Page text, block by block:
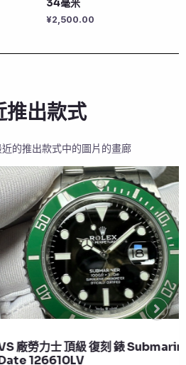
34毫米
¥2,500.00
推出款式
的推出款式中的圖片的畫廊
復刻 錶 Submariner